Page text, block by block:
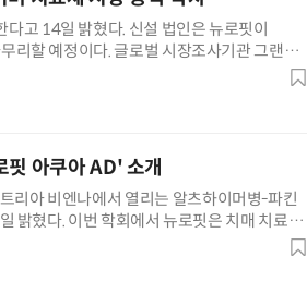
고 14일 밝혔다. 신설 법인은 뉴로핏이
리할 예정이다. 글로벌 시장조사기관 그랜드
장 규모는 오는 2030년 64억4100만
아쿠아 AD' 소개
리아 비엔나에서 열리는 알츠하이머병-파킨
밝혔다. 이번 학회에서 뉴로핏은 치매 치료제
프트웨어(SW) '뉴로핏 아쿠